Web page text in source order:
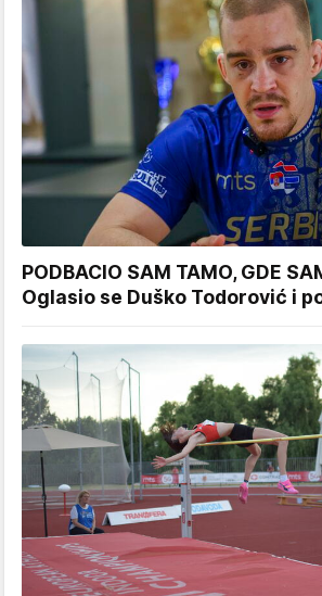
PODBACIO SAM TAMO, GDE
Oglasio se Duško Todorović i